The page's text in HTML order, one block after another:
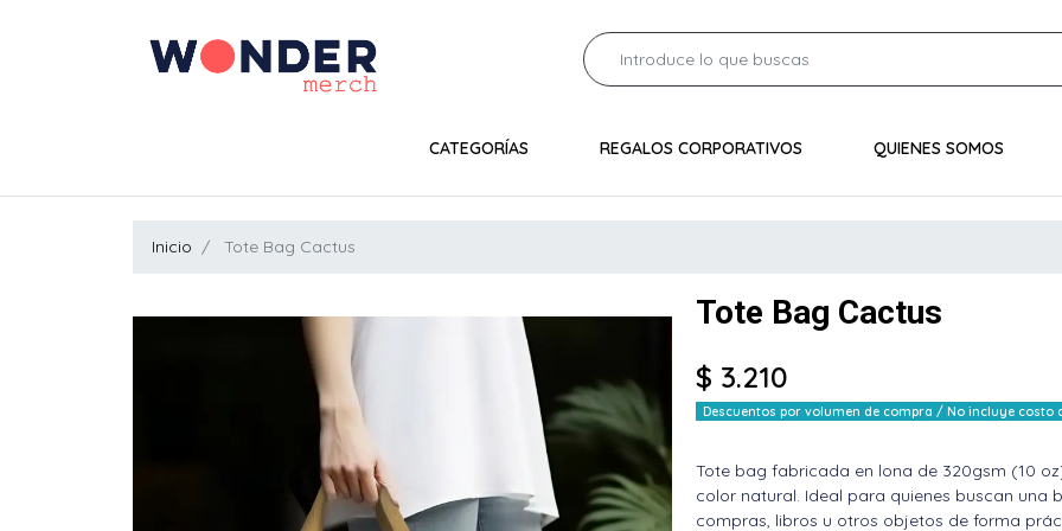
CATEGORÍAS REGALOS CORPORATIVOS QUIENES SOMOS
Inicio Tote Bag Cactus
Tote Bag Cactus
$ 3.210
Descuentos por volumen de compra / No incluye costo
Tote bag fabricada en lona de 320gsm (10
color natural. Ideal para quienes buscan
compras, libros u otros objetos de forma